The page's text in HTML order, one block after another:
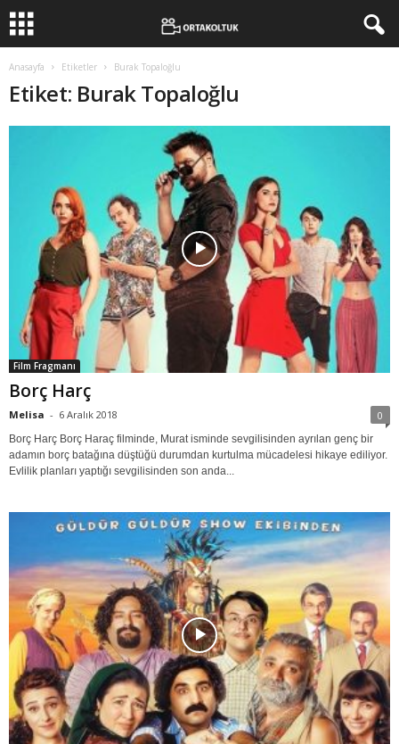
Anasayfa Etiketler Burak Topaloğlu
Etiket: Burak Topaloğlu
Film Fragmanı
Borç Harç
Melisa - 6 Aralık 2018 0
Borç Harç Borç Haraç filminde, Murat isminde sevgilisinden ayrılan genç bir
adamın borç batağına düştüğü durumdan kurtulma mücadelesi hikaye ediliyor.
Evlilik planları yaptığı sevgilisinden son anda...